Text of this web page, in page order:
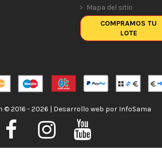
Mapa del sitio
COMPRAMOS TU
LOTE
© 2016 - 2026 | Desarrollo web por InfoSama